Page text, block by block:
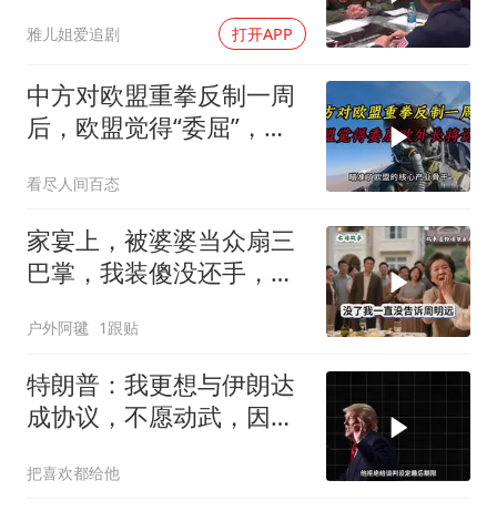
雅儿姐爱追剧 打开APP
中方对欧盟重拳反制一周
后，欧盟觉得“委屈”，欧
看尽人间百态
家宴上，被婆婆当众扇三
巴掌，我装傻没还手，悄
夫全家10人被新户主请出
家门
户外阿毽 1跟贴
特朗普：我更想与伊朗达
成协议，不愿动武，因为
把喜欢都给他